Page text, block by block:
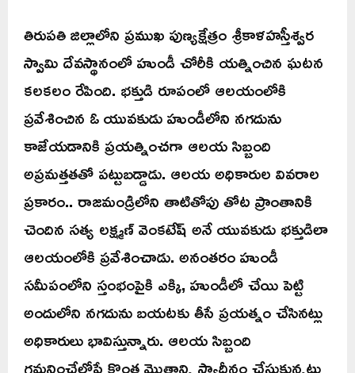
తిరుపతి జిల్లాలోని ప్రముఖ పుణ్యక్షేత్రం శ్రీకాళహస్తీశ్వర
స్వామి దేవస్థానంలో హుండీ చోరీకి యత్నించిన ఘటన
కలకలం రేపింది. భక్తుడి రూపంలో ఆలయంలోకి
ప్రవేశించిన ఓ యువకుడు హుండీలోని నగదును
కాజేయడానికి ప్రయత్నించగా ఆలయ సిబ్బంది
అప్రమత్తతతో పట్టుబడ్డాడు. ఆలయ అధికారుల వివరాల
ప్రకారం.. రాజమండ్రిలోని తాటితోపు తోట ప్రాంతానికి
చెందిన సత్య లక్ష్మణ్ వెంకటేష్ అనే యువకుడు భక్తుడిలా
ఆలయంలోకి ప్రవేశించాడు. అనంతరం హుండీ
సమీపంలోని స్తంభంపైకి ఎక్కి, హుండీలో చేయి పెట్టి
అందులోని నగదును బయటకు తీసే ప్రయత్నం చేసినట్లు
అధికారులు భావిస్తున్నారు. ఆలయ సిబ్బంది